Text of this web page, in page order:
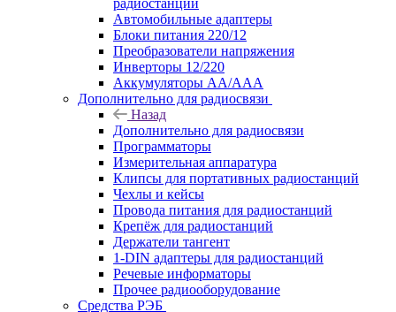
радиостанций
Автомобильные адаптеры
Блоки питания 220/12
Преобразователи напряжения
Инверторы 12/220
Аккумуляторы АА/ААА
Дополнительно для радиосвязи
Назад
Дополнительно для радиосвязи
Программаторы
Измерительная аппаратура
Клипсы для портативных радиостанций
Чехлы и кейсы
Провода питания для радиостанций
Крепёж для радиостанций
Держатели тангент
1-DIN адаптеры для радиостанций
Речевые информаторы
Прочее радиооборудование
Средства РЭБ